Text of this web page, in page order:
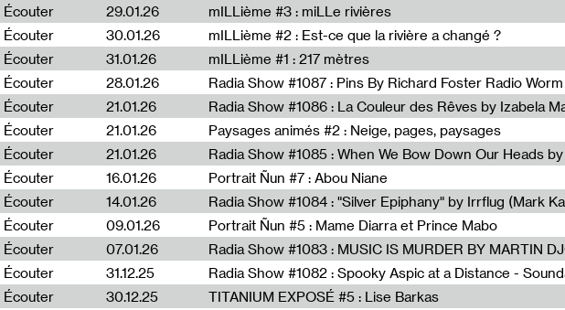
Écouter
29.01.26 mILLième #3 : miLLe rivières
Écouter
30.01.26 mILLième #2 : Est-ce que la rivière a changé ?
Écouter
31.01.26 mILLième #1 : 217 mètres
Écouter
28.01.26 Radia Show #1087 : Pins By Richard Foster Radio Worm
Écouter
21.01.26
Écouter
21.01.26 Paysages animés #2 : Neige, pages, paysages
Écouter
21.01.26
Écouter
16.01.26 Portrait Ñun #7 : Abou Niane
Écouter
14.01.26
Écouter
09.01.26 Portrait Ñun #5 : Mame Diarra et Prince Mabo
Écouter
07.01.26
Écouter
31.12.25
Écouter
30.12.25 TITANIUM EXPOSÉ #5 : Lise Barkas